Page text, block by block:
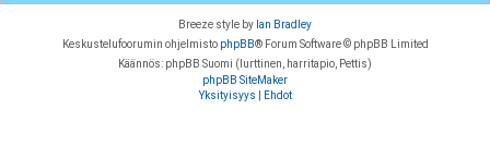
Breeze style by Ian Bradley
Keskustelufoorumin ohjelmisto phpBB® Forum Software © phpBB Limited
Käännös: phpBB Suomi (lurttinen, harritapio, Pettis)
phpBB SiteMaker
Yksityisyys
Ehdot